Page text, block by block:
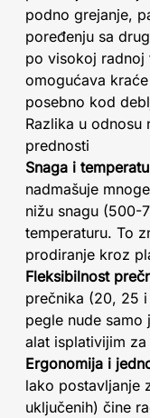
podno grejanje,
poređenju sa
po visokoj radnoj
omogućava
posebno kod
Razlika u odnosu
prednosti
Snaga i
nadmašuje
nižu snagu (500-
temperaturu. To
prodiranje kroz
Fleksibilnost
prečnika (20, 25
pegle nude samo
alat isplativijim
Ergonomija i
lako postavljanje
uključenih) čine